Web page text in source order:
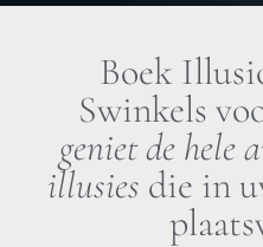
Boek
Swinkels
geniet de hele
illusies die in